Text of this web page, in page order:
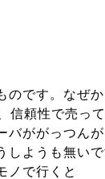
のです。なぜ
信頼性で売っ
ががっつん
しようも無い
ノで行くと